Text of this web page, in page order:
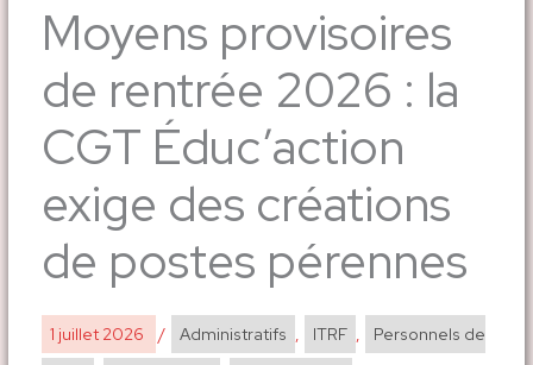
Moyens provisoires
de rentrée 2026 : la
CGT Éduc’action
exige des créations
de postes pérennes
1 juillet 2026 / Administratifs , ITRF ,
Personnels de